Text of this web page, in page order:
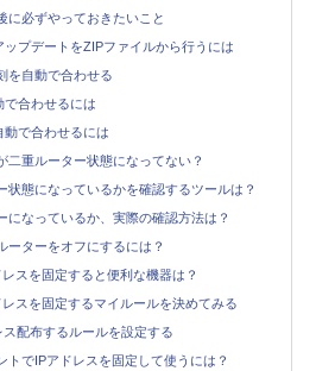
に必ずやっておきたいこと
プデートをZIPファイルから行うには
を自動で合わせる
で合わせるには
で合わせるには
二重ルーター状態になってない？
状態になっているかを確認するツールは？
になっているか、実際の確認方法は？
ーターをオフにするには？
スを固定すると便利な機器は？
スを固定するマイルールを決めてみる
配布するルールを設定する
トでIPアドレスを固定して使うには？